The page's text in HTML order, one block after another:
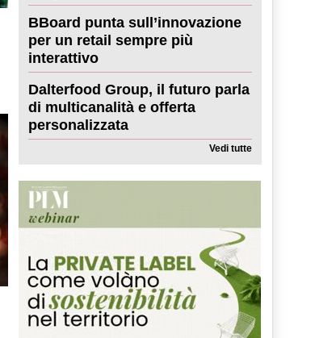
BBoard punta sull’innovazione
per un retail sempre più
interattivo
Dalterfood Group, il futuro parla
di multicanalità e offerta
personalizzata
Vedi tutte